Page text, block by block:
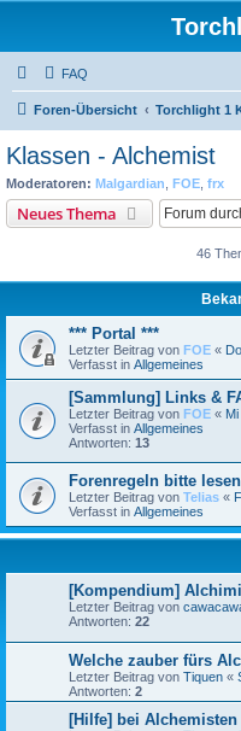
FAQ
Foren-Übersicht Torchlight 1
Klassen - Alchemist
Moderatoren: Malgardian FOE frx
Neues Thema
46
*** Portal ***
Letzter Beitrag von FOE «
Verfasst in Allgemeines
[Sammlung] Links &
Letzter Beitrag von FOE «
Verfasst in Allgemeines
Antworten: 13
Forenregeln bitte lesen
Letzter Beitrag von Telias «
Verfasst in Allgemeines
[Kompendium]
Letzter Beitrag von
Antworten: 22
Welche zauber fürs
Letzter Beitrag von Tiquen «
Antworten: 2
[Hilfe] bei Alchemisten